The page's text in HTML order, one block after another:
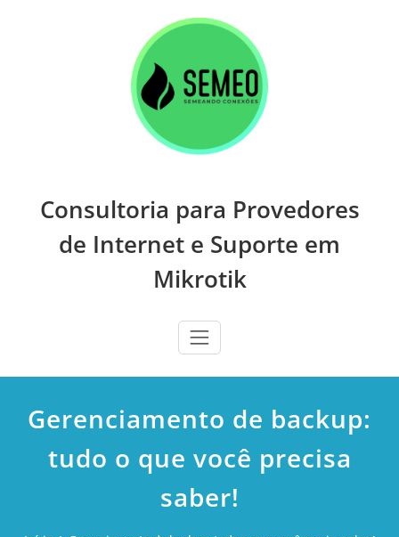
Consultoria para Provedores
de Internet e Suporte em
Mikrotik
Gerenciamento de backup:
tudo o que você precisa
saber!